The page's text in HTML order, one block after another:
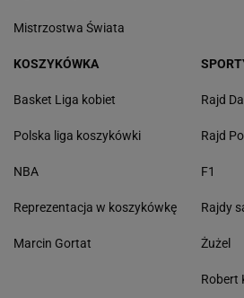
Mistrzostwa Świata
KOSZYKÓWKA
Basket Liga kobiet
Polska liga koszykówki
NBA
Reprezentacja w koszykówkę
Marcin Gortat
Rajd
Rajd
F1
Rajdy
Żużel
Robert